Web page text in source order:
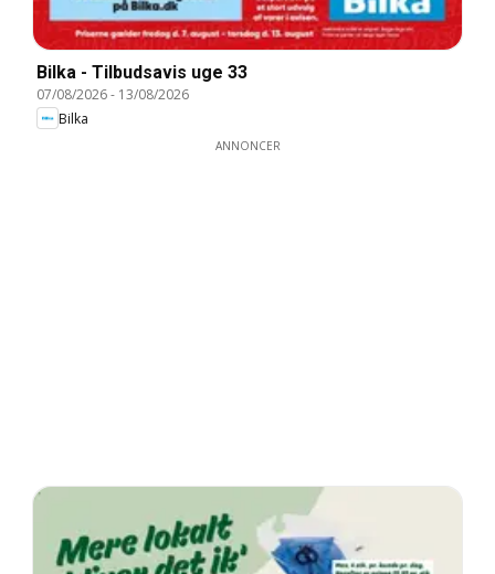
Bilka - Tilbudsavis uge 33
07/08/2026- 13/08/2026
Bilka
ANNONCER